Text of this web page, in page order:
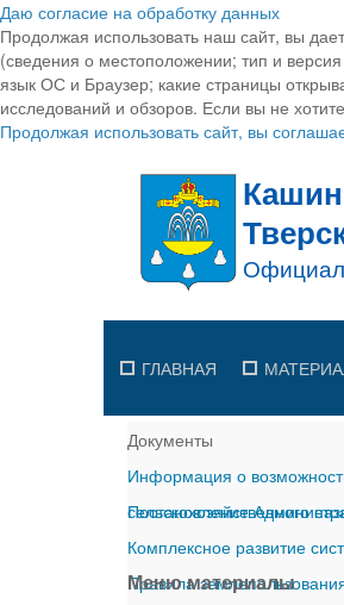
Даю согласие на обработку данных
Продолжая использовать наш сайт, вы
(сведения о местоположении; тип и
язык ОС и Браузер; какие страницы
исследований и обзоров. Если вы не
Продолжая использовать сайт, вы
ГЛАВНАЯ
Документы
Информация о
сельскохозяйственного
Постановление
Комплексное развитие
Правила
Меню материалы